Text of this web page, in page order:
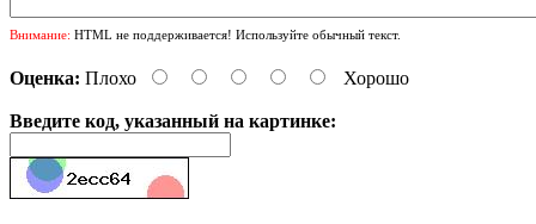
Внимание: HTML не поддерживается! Используйте обычный текст.
Оценка: Плохо Хорошо
Введите код, указанный на картинке: